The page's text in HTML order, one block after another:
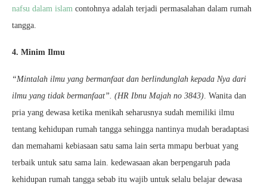
nafsu dalam islam contohnya adalah terjadi permasalahan dalam rumah
tangga.
4. Minim Ilmu
“Mintalah ilmu yang bermanfaat dan berlindunglah kepada Nya dari
ilmu yang tidak bermanfaat”. (HR Ibnu Majah no 3843). Wanita dan
pria yang dewasa ketika menikah seharusnya sudah memiliki ilmu
tentang kehidupan rumah tangga sehingga nantinya mudah beradaptasi
dan memahami kebiasaan satu sama lain serta mmapu berbuat yang
terbaik untuk satu sama lain. kedewasaan akan berpengaruh pada
kehidupan rumah tangga sebab itu wajib untuk selalu belajar dewasa